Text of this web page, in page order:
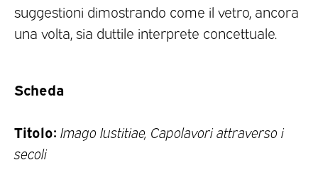
suggestioni dimostrando come il vetro, ancora
una volta, sia duttile interprete concettuale.
Scheda
Titolo: Imago Iustitiae, Capolavori attraverso i
secoli